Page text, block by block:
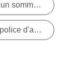
Les pertes assurées en cas de catastrophe naturelle ont atteint un sommet en 10 ans au premier semestre 2021 :courtier d'assurance
Le fait de se faire vacciner contre la COVID-19 affecte-t-il votre police d'assurance-vie?